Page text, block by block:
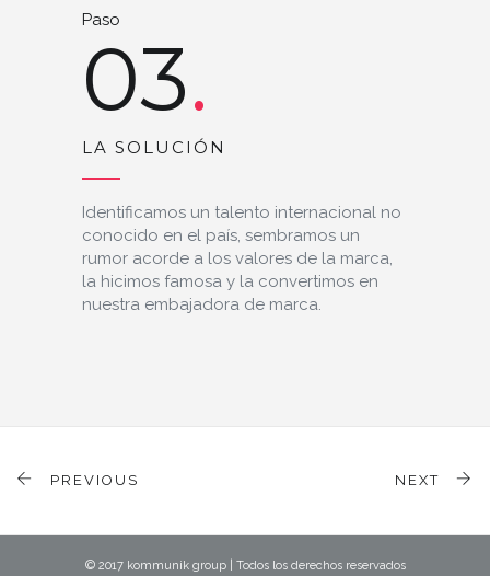
Paso
03
LA SOLUCIÓN
Identificamos un talento internacional no
conocido en el país, sembramos un
rumor acorde a los valores de la marca,
la hicimos famosa y la convertimos en
nuestra embajadora de marca.
PREVIOUS NEXT
© 2017 kommunik group | Todos los derechos reservados